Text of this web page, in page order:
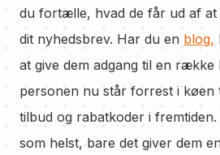
du fortælle, hvad de får ud af
dit nyhedsbrev. Har du en blog,
at give dem adgang til en
personen nu står forrest i køen
tilbud og rabatkoder i
som helst, bare det giver dem